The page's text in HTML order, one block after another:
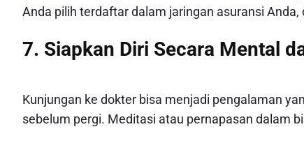
Anda pilih terdaftar dalam jaringan asuransi
7. Siapkan Diri Secara Mental
Kunjungan ke dokter bisa menjadi pengalaman
sebelum pergi. Meditasi atau pernapasan dalam